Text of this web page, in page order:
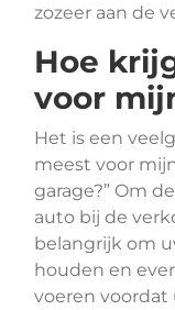
zozeer aan de
Hoe
voor
Het is een
meest voor
garage?” Om
auto bij de
belangrijk om
houden en
voeren voordat